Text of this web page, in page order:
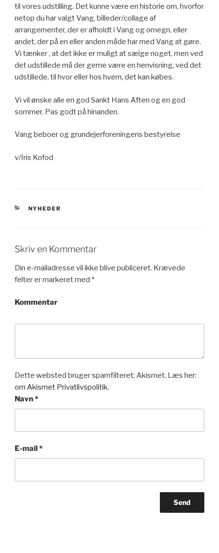
til vores udstilling. Det kunne være en historie om, hvorfor
netop du har valgt Vang, billeder/collage af
arrangementer, der er afholdt i Vang og omegn, eller
andet, der på en eller anden måde har med Vang at gøre.
Vi tænker , at det ikke er muligt at sælge noget, men ved
det udstillede må der gerne være en henvisning, ved det
udstillede, til hvor eller hos hvem, det kan købes.
Vi vil ønske alle en god Sankt Hans Aften og en god
sommer. Pas godt på hinanden.
Vang beboer og grundejerforeningens bestyrelse
v/Iris Kofod
KATEGORIER
NYHEDER
Skriv en Kommentar
Din e-mailadresse vil ikke blive publiceret. Krævede
felter er markeret med *
Kommentar
Dette websted bruger spamfilteret: Akismet. Læs her:
om Akismet Privatlivspolitik.
Navn*
E-mail*